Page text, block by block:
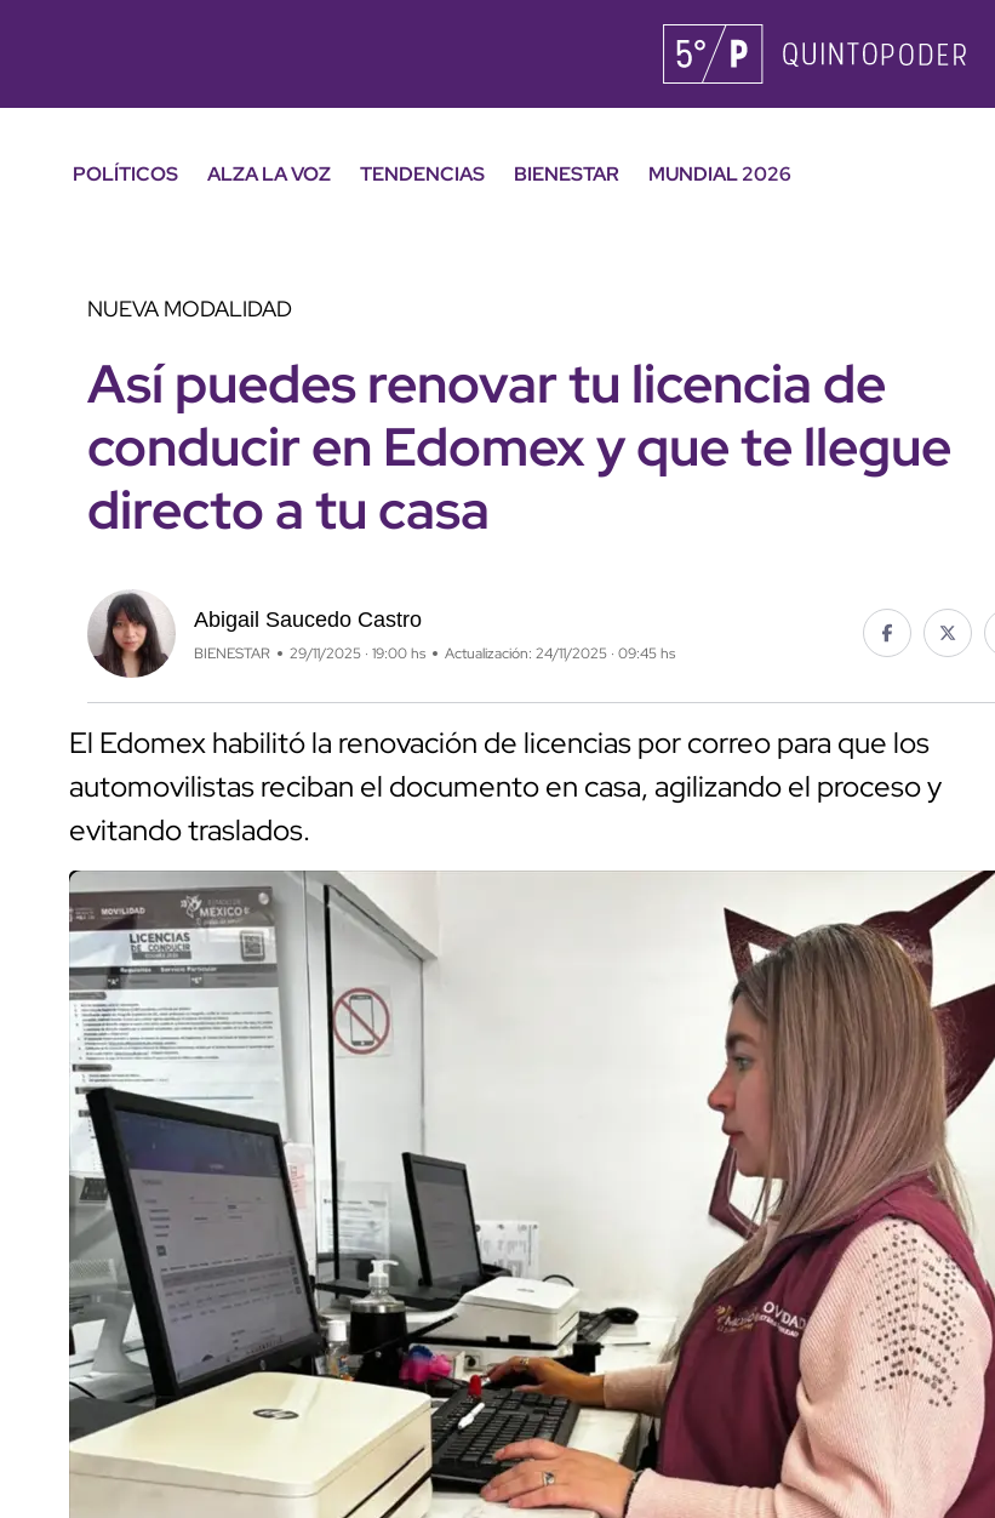
POLÍTICOS ALZA LA VOZ TENDENCIAS BIENESTAR
MUNDIAL 2026
NUEVA MODALIDAD
Así puedes renovar tu licencia de
conducir en Edomex y que te llegue
directo a tu casa
Abigail Saucedo Castro
BIENESTAR 29/11/2025 · 19:00 hs Actualización: 24/11/2025 · 09:45 hs
El Edomex habilitó la renovación de licencias por correo para que los
automovilistas reciban el documento en casa, agilizando el proceso y
evitando traslados.